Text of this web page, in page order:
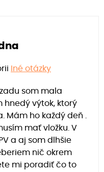
Iné otázky
som mala
výtok, ktorý
ho každý deň .
mať vložku. V
a aj som dlhšie
nič okrem
mi poradiť čo to